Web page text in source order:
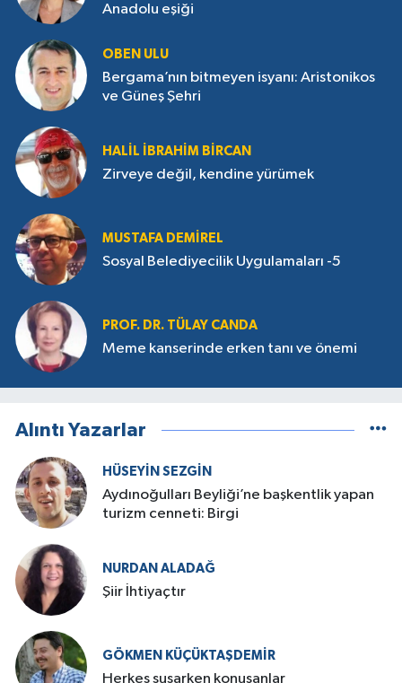
Anadolu eşiği
OBEN ULU
Bergama’nın bitmeyen isyanı: Aristonikos
ve Güneş Şehri
HALIL İBRAHIM BIRCAN
Zirveye değil, kendine yürümek
MUSTAFA DEMIREL
Sosyal Belediyecilik Uygulamaları -5
PROF. DR. TÜLAY CANDA
Meme kanserinde erken tanı ve önemi
Alıntı Yazarlar
HÜSEYIN SEZGIN
Aydınoğulları Beyliği’ne başkentlik yapan
turizm cenneti: Birgi
NURDAN ALADAĞ
Şiir İhtiyaçtır
GÖKMEN KÜÇÜKTAŞDEMIR
Herkes susarken konuşanlar